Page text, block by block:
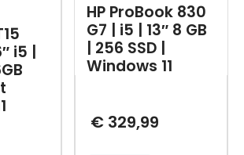
i5 |
HP ProBook 830
G7 | i5 | 13″ 8 GB
| 256 SSD |
Windows 11
€ 329,99